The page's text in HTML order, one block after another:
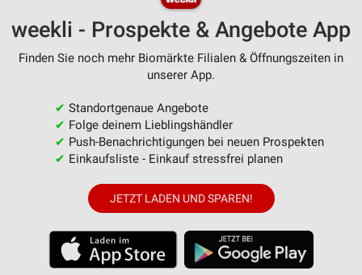
weekli - Prospekte & Angebote App
Finden Sie noch mehr Biomärkte Filialen & Öffnungszeiten in
unserer App.
✔ Standortgenaue Angebote
✔ Folge deinem Lieblingshändler
✔ Push-Benachrichtigungen bei neuen Prospekten
✔ Einkaufsliste - Einkauf stressfrei planen
JETZT LADEN UND SPAREN!